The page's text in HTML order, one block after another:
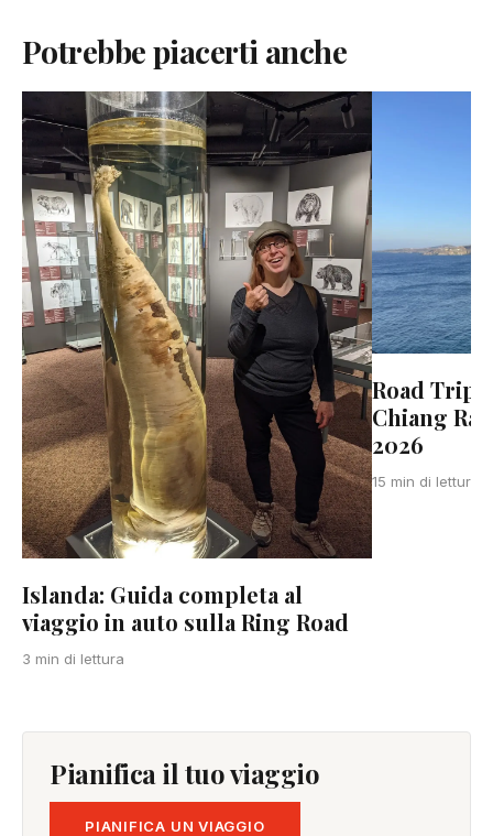
Potrebbe piacerti anche
Islanda: Guida completa al
viaggio in auto sulla Ring Road
3 min di lettura
Road Trip
Chiang
2026
15 min di lettura
Pianifica il tuo viaggio
PIANIFICA UN VIAGGIO